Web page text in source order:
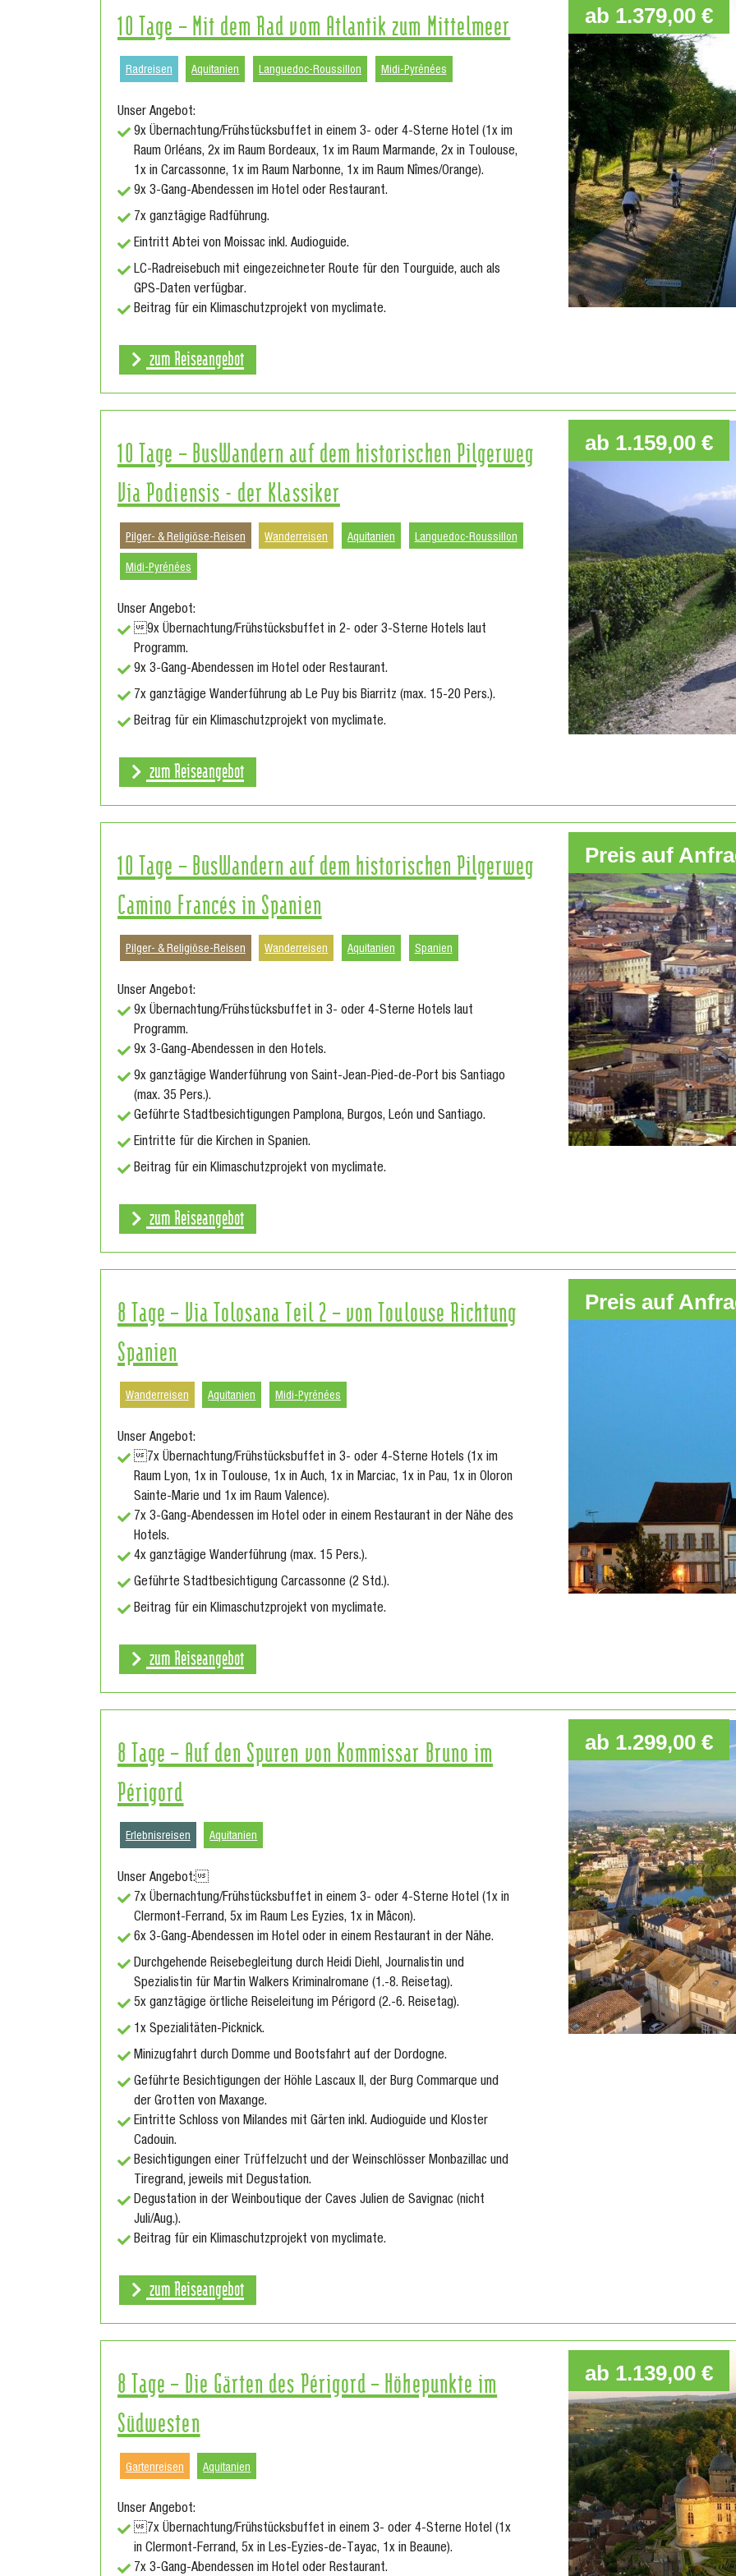
10 Tage – Mit dem Rad vom Atlantik zum Mittelmeer
Radreisen Aquitanien Languedoc-Roussillon Midi-Pyrénées
Unser Angebot:
9x Übernachtung/Frühstücksbuffet in einem 3- oder 4-Sterne Hotel (1x im
Raum Orléans, 2x im Raum Bordeaux, 1x im Raum Marmande, 2x in Toulouse,
1x in Carcassonne, 1x im Raum Narbonne, 1x im Raum Nîmes/Orange).
9x 3-Gang-Abendessen im Hotel oder Restaurant.
7x ganztägige Radführung.
Eintritt Abtei von Moissac inkl. Audioguide.
LC-Radreisebuch mit eingezeichneter Route für den Tourguide, auch als
GPS-Daten verfügbar.
Beitrag für ein Klimaschutzprojekt von myclimate.
zum Reiseangebot
ab 1.379,00 €
10 Tage – BusWandern auf dem historischen Pilgerweg
Via Podiensis - der Klassiker
Pilger- & Religiöse-Reisen Wanderreisen Aquitanien Languedoc-Roussillon
Midi-Pyrénées
Unser Angebot:
9x Übernachtung/Frühstücksbuffet in 2- oder 3-Sterne Hotels laut
Programm.
9x 3-Gang-Abendessen im Hotel oder Restaurant.
7x ganztägige Wanderführung ab Le Puy bis Biarritz (max. 15-20 Pers.).
Beitrag für ein Klimaschutzprojekt von myclimate.
zum Reiseangebot
ab 1.159,00 €
10 Tage – BusWandern auf dem historischen Pilgerweg
Camino Francés in Spanien
Pilger- & Religiöse-Reisen Wanderreisen Aquitanien Spanien
Unser Angebot:
9x Übernachtung/Frühstücksbuffet in 3- oder 4-Sterne Hotels laut
Programm.
9x 3-Gang-Abendessen in den Hotels.
9x ganztägige Wanderführung von Saint-Jean-Pied-de-Port bis Santiago
(max. 35 Pers.).
Geführte Stadtbesichtigungen Pamplona, Burgos, León und Santiago.
Eintritte für die Kirchen in Spanien.
Beitrag für ein Klimaschutzprojekt von myclimate.
zum Reiseangebot
Preis auf
8 Tage – Via Tolosana Teil 2 – von Toulouse Richtung
Spanien
Wanderreisen Aquitanien Midi-Pyrénées
Unser Angebot:
7x Übernachtung/Frühstücksbuffet in 3- oder 4-Sterne Hotels (1x im
Raum Lyon, 1x in Toulouse, 1x in Auch, 1x in Marciac, 1x in Pau, 1x in Oloron
Sainte-Marie und 1x im Raum Valence).
7x 3-Gang-Abendessen im Hotel oder in einem Restaurant in der Nähe des
Hotels.
4x ganztägige Wanderführung (max. 15 Pers.).
Geführte Stadtbesichtigung Carcassonne (2 Std.).
Beitrag für ein Klimaschutzprojekt von myclimate.
zum Reiseangebot
Preis auf
8 Tage – Auf den Spuren von Kommissar Bruno im
Périgord
Erlebnisreisen Aquitanien
Unser Angebot:
7x Übernachtung/Frühstücksbuffet in einem 3- oder 4-Sterne Hotel (1x in
Clermont-Ferrand, 5x im Raum Les Eyzies, 1x in Mâcon).
6x 3-Gang-Abendessen im Hotel oder in einem Restaurant in der Nähe.
Durchgehende Reisebegleitung durch Heidi Diehl, Journalistin und
Spezialistin für Martin Walkers Kriminalromane (1.-8. Reisetag).
5x ganztägige örtliche Reiseleitung im Périgord (2.-6. Reisetag).
1x Spezialitäten-Picknick.
Minizugfahrt durch Domme und Bootsfahrt auf der Dordogne.
Geführte Besichtigungen der Höhle Lascaux II, der Burg Commarque und
der Grotten von Maxange.
Eintritte Schloss von Milandes mit Gärten inkl. Audioguide und Kloster
Cadouin.
Besichtigungen einer Trüffelzucht und der Weinschlösser Monbazillac und
Tiregrand, jeweils mit Degustation.
Degustation in der Weinboutique der Caves Julien de Savignac (nicht
Juli/Aug.).
Beitrag für ein Klimaschutzprojekt von myclimate.
zum Reiseangebot
ab 1.299,00 €
8 Tage – Die Gärten des Périgord – Höhepunkte im
Südwesten
Gartenreisen Aquitanien
Unser Angebot:
7x Übernachtung/Frühstücksbuffet in einem 3- oder 4-Sterne Hotel (1x
in Clermont-Ferrand, 5x in Les-Eyzies-de-Tayac, 1x in Beaune).
7x 3-Gang-Abendessen im Hotel oder Restaurant.
ab 1.139,00 €